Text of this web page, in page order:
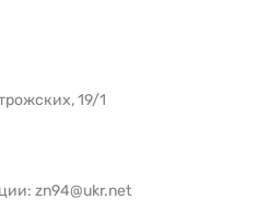
19/1
zn94@ukr.net